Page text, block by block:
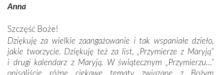
Anna
Szczęść Boże!
Dziękuję za wielkie zaangażowanie i tak wspaniałe dzieło,
jakie tworzycie. Dziękuję też za list, „Przymierze z Maryją”
i drugi kalendarz z Maryją. W świątecznym „Przymierzu…”
opisaliście różne ciekawe tematy związane z Bożym